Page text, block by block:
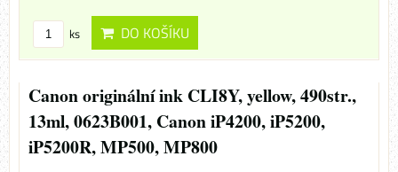
ks DO KOŠÍKU
Canon originální ink CLI8Y, yellow, 490str.,
13ml, 0623B001, Canon iP4200, iP5200,
iP5200R, MP500, MP800